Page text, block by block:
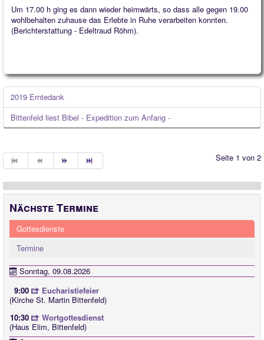
Um 17.00 h ging es dann wieder heimwärts, so dass alle gegen 19.00
wohlbehalten zuhause das Erlebte in Ruhe verarbeiten konnten.
(Berichterstattung - Edeltraud Röhm).
2019 Erntedank
Bittenfeld liest Bibel - Expedition zum Anfang -
Seite 1 von 2
Nächste Termine
Gottesdienste
Termine
Sonntag, 09.08.2026
9:00
Eucharistiefeier
(Kirche St. Martin Bittenfeld)
10:30
Wortgottesdienst
(Haus Elim, Bittenfeld)